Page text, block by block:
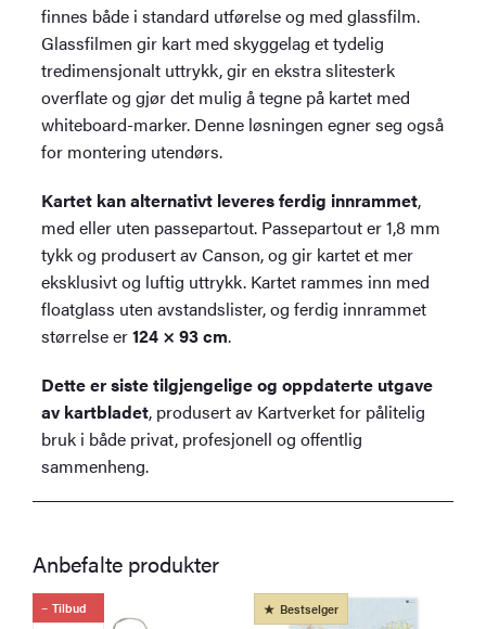
finnes både i standard utførelse og med glassfilm.
Glassfilmen gir kart med skyggelag et tydelig
tredimensjonalt uttrykk, gir en ekstra slitesterk
overflate og gjør det mulig å tegne på kartet med
whiteboard-marker. Denne løsningen egner seg også
for montering utendørs.
Kartet kan alternativt leveres ferdig innrammet,
med eller uten passepartout. Passepartout er 1,8 mm
tykk og produsert av Canson, og gir kartet et mer
eksklusivt og luftig uttrykk. Kartet rammes inn med
floatglass uten avstandslister, og ferdig innrammet
størrelse er124 × 93 cm.
Dette er siste tilgjengelige og oppdaterte utgave
av kartbladet, produsert av Kartverket for pålitelig
bruk i både privat, profesjonell og offentlig
sammenheng.
Anbefalte produkter
Tilbud
Bestselger